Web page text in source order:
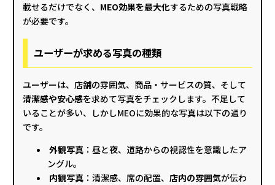
載せるだけでなく、 MEO効果を最大化するための写真戦略
が必要です。
ユーザーが求める写真の種類
ユーザーは、店舗の雰囲気、商品・サービスの質、そして
清潔感や安心感を求めて写真をチェックします。不足して
いることが多い、しかしMEOに効果的な写真は以下の通り
です。
外観写真：昼と夜、道路からの視認性を意識したア
ングル。
内観写真：清潔感、席の配置、 店内の雰囲気が伝わ